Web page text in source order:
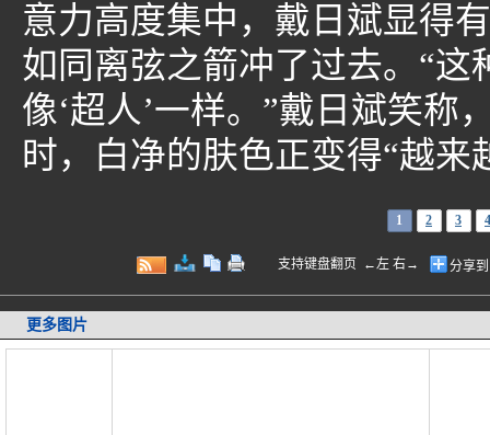
意力高度集中，戴日斌显得
如同离弦之箭冲了过去。“
像‘超人’一样。”戴日斌笑称
时，白净的肤色正变得“越
1 2 3 4
支持键盘翻页 ←左 右→ 分享
更多图片